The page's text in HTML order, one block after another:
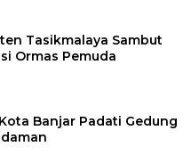
Tasikmalaya Sambut
Ormas Pemuda
Banjar Padati Gedung